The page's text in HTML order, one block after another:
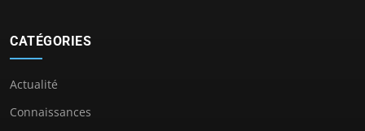
CATÉGORIES
Actualité
Connaissances